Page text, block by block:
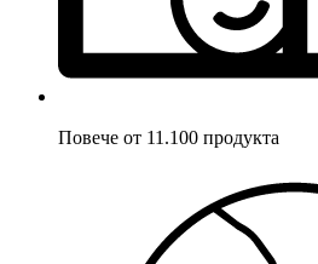
Повече от 11.100 продукта